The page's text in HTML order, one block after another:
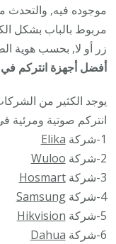
موجوده فيه, والتحدث
مربوط بالباب بشكل
زر أو لا, بحسب هوية
أفضل أجهزة انتركم
يوجد الكثير من
انتركم صوتية ومرئية
1-شركة
Elika
2-شركة
Wuloo
3-شركة
Hosmart
4-شركة
Samsung
5-شركة
Hikvision
6-شركة
Dahua